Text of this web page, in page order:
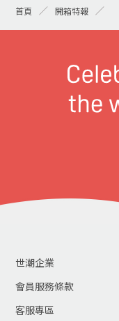
首頁 開箱特報
世潮企業
會員服務條款
客服專區